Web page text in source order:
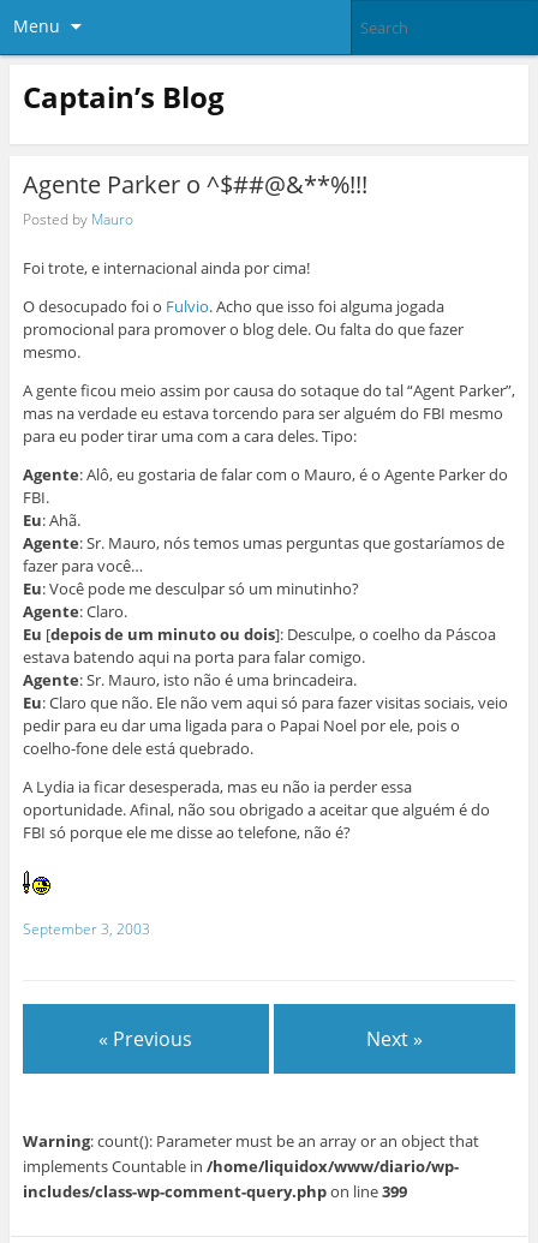
Menu
Captain’s Blog
Agente Parker o ^$##@&**%!!!
Posted by Mauro
Foi trote, e internacional ainda por cima!
O desocupado foi o Fulvio. Acho que isso foi alguma jogada
promocional para promover o blog dele. Ou falta do que fazer
mesmo.
A gente ficou meio assim por causa do sotaque do tal “Agent Parker”,
mas na verdade eu estava torcendo para ser alguém do FBI mesmo
para eu poder tirar uma com a cara deles. Tipo:
Agente: Alô, eu gostaria de falar com o Mauro, é o Agente Parker do
FBI.
Eu: Ahã.
Agente: Sr. Mauro, nós temos umas perguntas que gostaríamos de
fazer para você…
Eu: Você pode me desculpar só um minutinho?
Agente: Claro.
Eu [depois de um minuto ou dois]: Desculpe, o coelho da Páscoa
estava batendo aqui na porta para falar comigo.
Agente: Sr. Mauro, isto não é uma brincadeira.
Eu: Claro que não. Ele não vem aqui só para fazer visitas sociais, veio
pedir para eu dar uma ligada para o Papai Noel por ele, pois o
coelho-fone dele está quebrado.
A Lydia ia ficar desesperada, mas eu não ia perder essa
oportunidade. Afinal, não sou obrigado a aceitar que alguém é do
FBI só porque ele me disse ao telefone, não é?
September 3, 2003
« Previous Next »
Warning: count(): Parameter must be an array or an object that
implements Countable in /home/liquidox/www/diario/wp-
includes/class-wp-comment-query.phpon line399